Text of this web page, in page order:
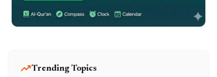
trending_upTrending Topics